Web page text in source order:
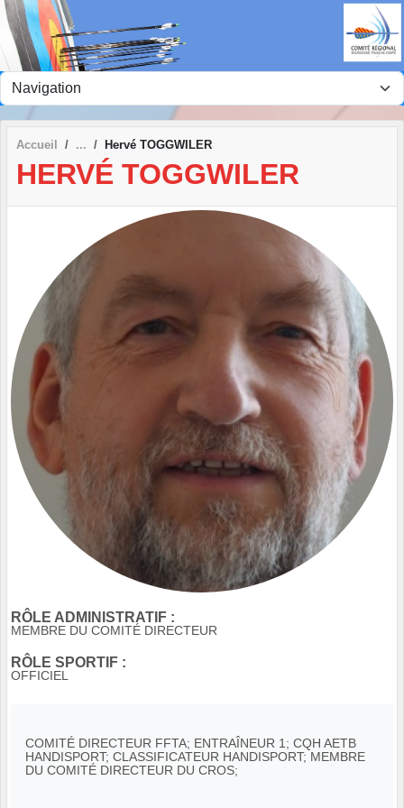
Accueil Hervé TOGGWILER
HERVÉ TOGGWILER
RÔLE ADMINISTRATIF :
MEMBRE DU COMITÉ DIRECTEUR
RÔLE SPORTIF :
OFFICIEL
COMITÉ DIRECTEUR FFTA; ENTRAÎNEUR 1; CQH AETB
HANDISPORT; CLASSIFICATEUR HANDISPORT; MEMBRE
DU COMITÉ DIRECTEUR DU CROS;
Panneau de gestion des cookies